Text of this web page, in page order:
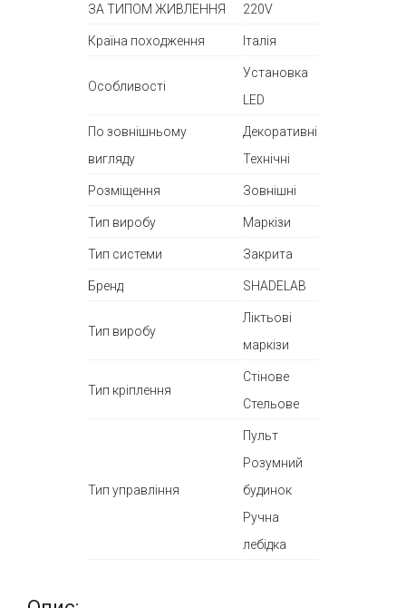
ЗА ТИПОМ ЖИВЛЕННЯ 220V
Країна походження Італія
Особливості
Установка
LED
По зовнішньому
вигляду
Декоративні
Технічні
Розміщення Зовнішні
Тип виробу Маркізи
Тип системи Закрита
Бренд SHADELAB
Тип виробу
Ліктьові
маркізи
Тип кріплення
Стінове
Стельове
Тип управління
Пульт
Розумний
будинок
Ручна
лебідка